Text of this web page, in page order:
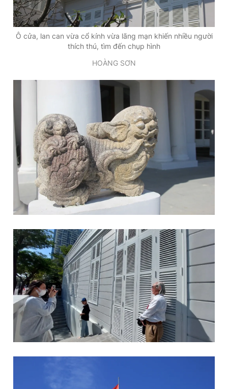
Ô cửa, lan can vừa cổ kính vừa lãng mạn khiến nhiều người
thích thú, tìm đến chụp hình
HOÀNG SƠN